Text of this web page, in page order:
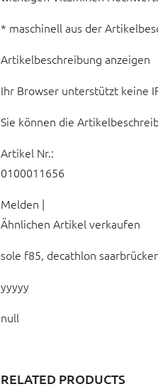
* maschinell aus der
Artikelbeschreibung anzeigen
Ihr Browser unterstützt keine
Sie können die
Artikel Nr.:
0100011656
Melden |
Ähnlichen Artikel verkaufen
sole f85, decathlon
yyyyy
null
RELATED PRODUCTS